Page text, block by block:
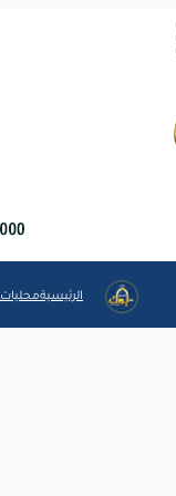
الرئيسيةمحليات